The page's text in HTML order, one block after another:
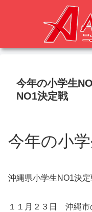
今年の小学生
NO1決定戦
今年の小
沖縄県小学生NO1決定
１１月２３日 沖縄市